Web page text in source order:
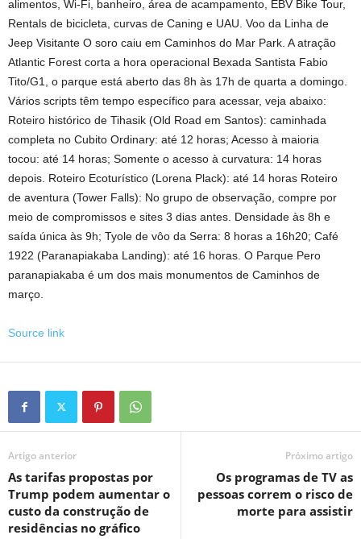
alimentos, Wi-Fi, banheiro, área de acampamento, EBV Bike Tour,
Rentals de bicicleta, curvas de Caning e UAU. Voo da Linha de
Jeep Visitante O soro caiu em Caminhos do Mar Park. A atração
Atlantic Forest corta a hora operacional Bexada Santista Fabio
Tito/G1, o parque está aberto das 8h às 17h de quarta a domingo.
Vários scripts têm tempo específico para acessar, veja abaixo:
Roteiro histórico de Tihasik (Old Road em Santos): caminhada
completa no Cubito Ordinary: até 12 horas; Acesso à maioria
tocou: até 14 horas; Somente o acesso à curvatura: 14 horas
depois. Roteiro Ecoturístico (Lorena Plack): até 14 horas Roteiro
de aventura (Tower Falls): No grupo de observação, compre por
meio de compromissos e sites 3 dias antes. Densidade às 8h e
saída única às 9h; Tyole de vôo da Serra: 8 horas a 16h20; Café
1922 (Paranapiakaba Landing): até 16 horas. O Parque Pero
paranapiakaba é um dos mais monumentos de Caminhos de
março.
Source link
Artigo anterior
As tarifas propostas por
Trump podem aumentar o
custo da construção de
residências no gráfico
Próximo artigo
Os programas de TV as
pessoas correm o risco de
morte para assistir